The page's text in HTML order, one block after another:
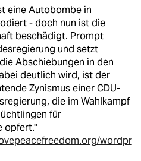
eine Autobombe in
- doch nun ist die
beschädigt. Prompt
und setzt
Abschiebungen in den
deutlich wird, ist der
Zynismus einer CDU-
die im Wahlkampf
für
opfert."
wordpr